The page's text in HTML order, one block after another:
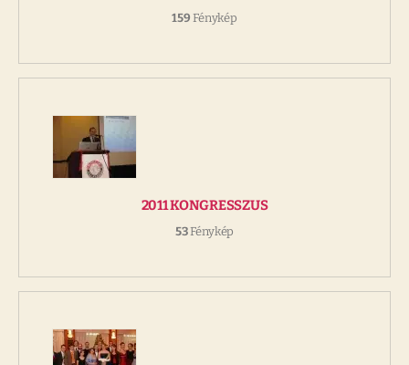
159 Fénykép
2011 KONGRESSZUS
53Fénykép